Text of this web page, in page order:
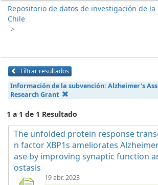
Repositorio de datos de investigación de
Chile
>
Filtrar resultados
Información de la subvención: Alzheimer's
Research Grant
1 a 1 de 1 Resultado
The unfolded protein response
n factor XBP1s ameliorates
ase by improving synaptic function
ostasis
19 abr. 2023